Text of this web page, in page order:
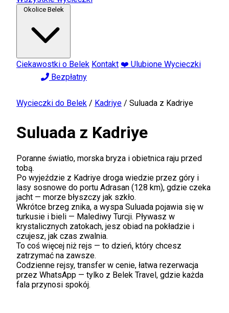
Okolice Belek
Ciekawostki o Belek Kontakt ❤️ Ulubione Wycieczki
Bezpłatny
Wycieczki do Belek / Kadriye / Suluada z Kadriye
Suluada z Kadriye
Poranne światło, morska bryza i obietnica raju przed
tobą.
Po wyjeździe z Kadriye droga wiedzie przez góry i
lasy sosnowe do portu Adrasan (128 km), gdzie czeka
jacht — morze błyszczy jak szkło.
Wkrótce brzeg znika, a wyspa Suluada pojawia się w
turkusie i bieli — Malediwy Turcji. Pływasz w
krystalicznych zatokach, jesz obiad na pokładzie i
czujesz, jak czas zwalnia.
To coś więcej niż rejs — to dzień, który chcesz
zatrzymać na zawsze.
Codzienne rejsy, transfer w cenie, łatwa rezerwacja
przez WhatsApp — tylko z Belek Travel, gdzie każda
fala przynosi spokój.